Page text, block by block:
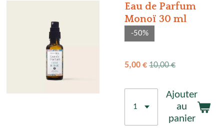
Eau de Parfum
Monoï 30 ml
-50%
5,00 € 10,00 €
Ajouter
au
panier